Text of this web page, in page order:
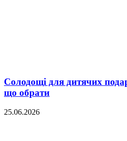
Солодощі для дитячих
що обрати
25.06.2026